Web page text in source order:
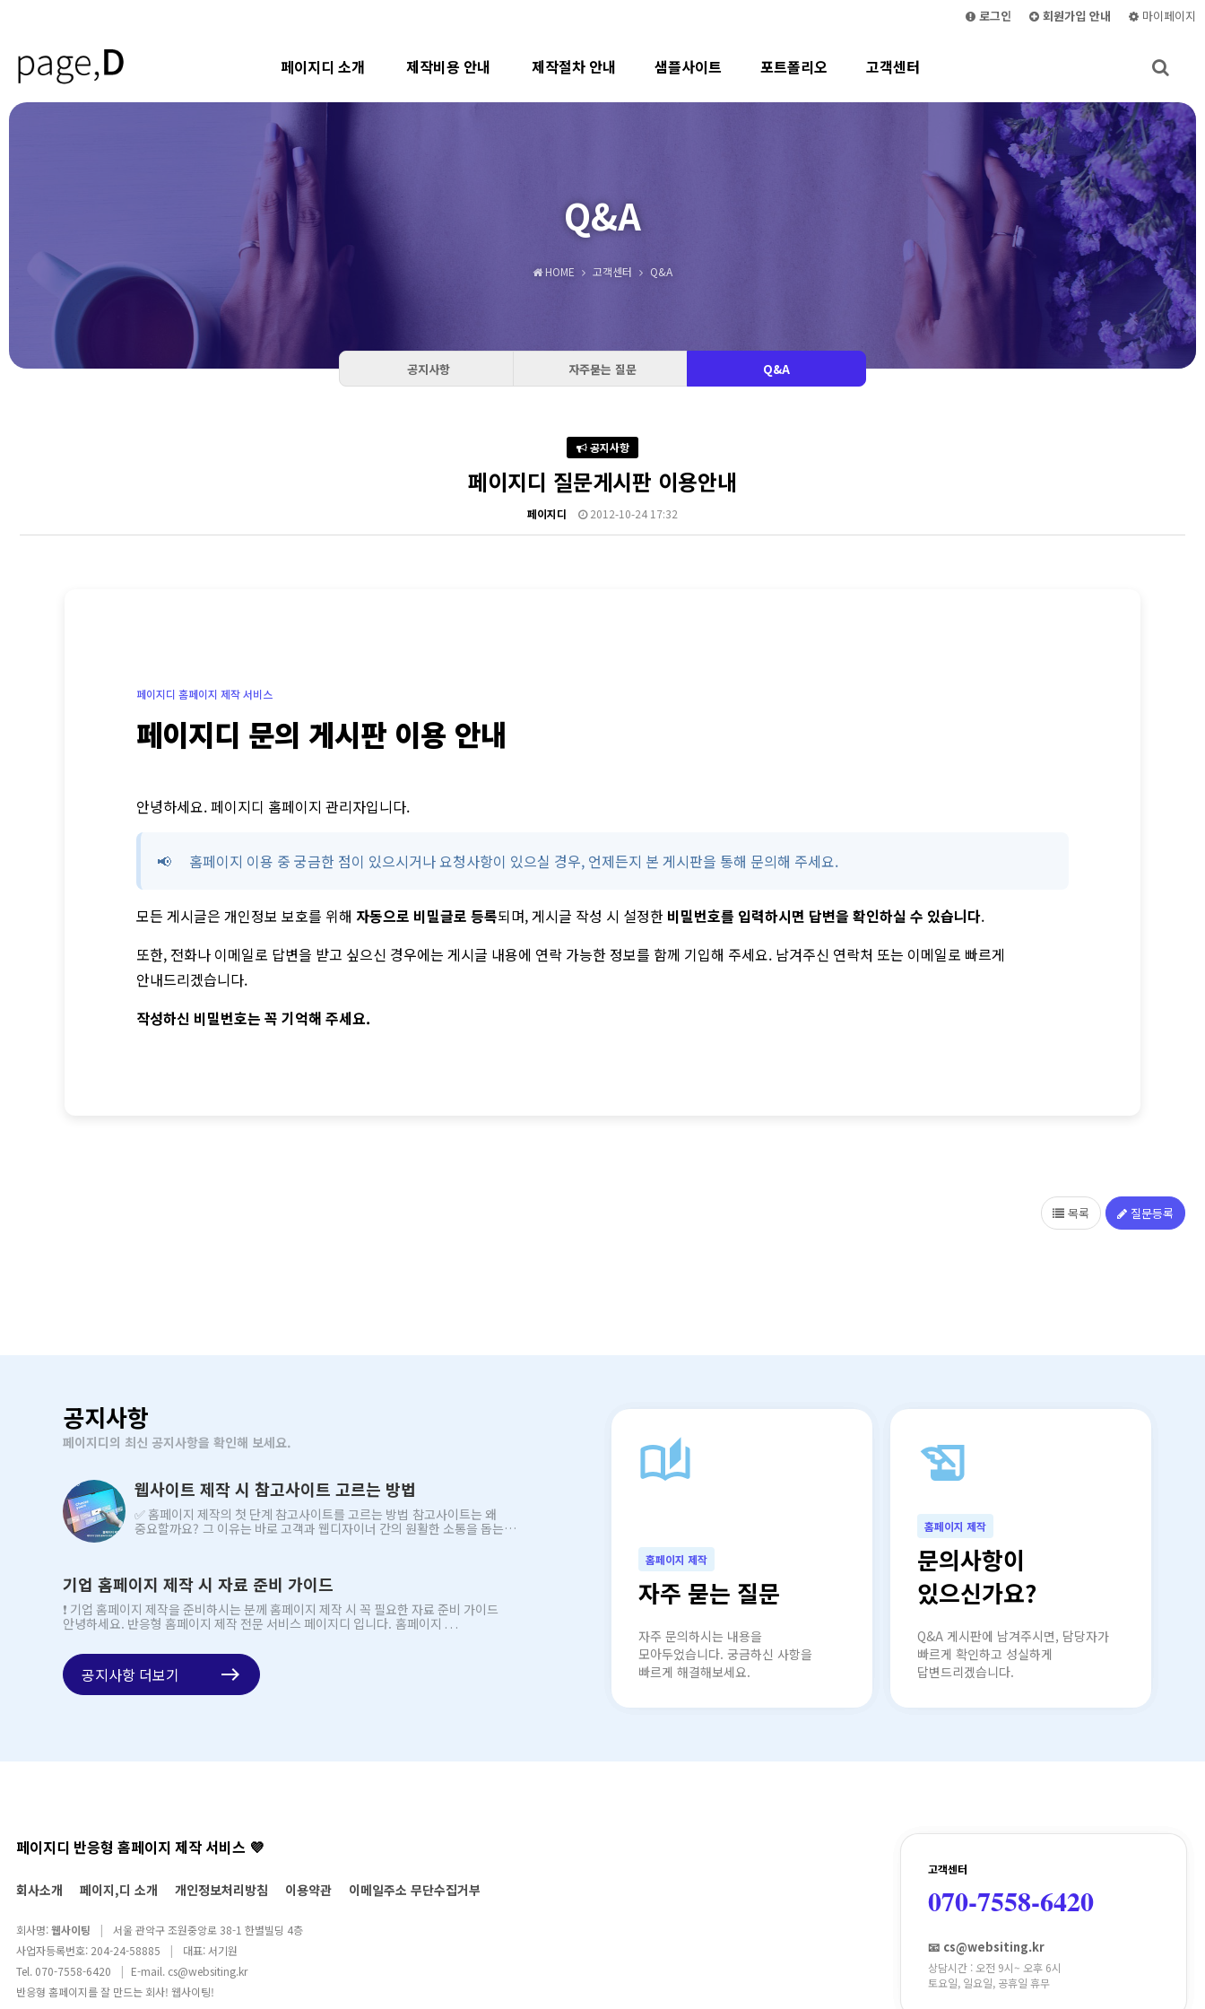
마이페이지
회원가입 안내
로그인
페이지디 소개 제작비용 안내
하위분류
제작절차 안내 샘플사이트 포트폴리오 고객센터
Q&A
HOME 고객센터 Q&A
공지사항 자주묻는 질문 Q&A
공지사항
페이지디 질문게시판 이용안내
페이지디 2012-10-24 17:32
페이지디 문의 게시판 이용 안내
안녕하세요. 페이지디 홈페이지 관리자입니다.
홈페이지 이용 중 궁금한 점이 있으시거나 요청사항이 있으실 경우, 언제든지 본 게시판을 통해 문의해 주세요.
모든 게시글은 개인정보 보호를 위해 자동으로 비밀글로 등록되며, 게시글 작성 시 설정한 비밀번호를 입력하시면 답변을 확인하실 수 있습니다.
또한, 전화나 이메일로 답변을 받고 싶으신 경우에는 게시글 내용에 연락 가능한 정보를 함께 기입해 주세요. 남겨주신 연락처 또는 이메일로 빠르게
안내드리겠습니다.
작성하신 비밀번호는 꼭 기억해 주세요.
목록 질문등록
공지사항
페이지디의 최신 공지사항을 확인해 보세요.
웹사이트 제작 시 참고사이트 고르는 방법
✅ 홈페이지 제작의 첫 단계 참고사이트를 고르는 방법 참고사이트는 왜
중요할까요? 그 이유는 바로 고객과 웹디자이너 간의 원활한 소통을 돕는
기업 홈페이지 제작 시 자료 준비 가이드
❗ 기업 홈페이지 제작을 준비하시는 분께 홈페이지 제작 시 꼭 필요한 자료 준비 가이드
안녕하세요. 반응형 홈페이지 제작 전문 서비스 페이지디 입니다. 홈페이지 . . .
공지사항 더보기 east
auto_stories
홈페이지 제작
자주 묻는 질문
자주 문의하시는 내용을
모아두었습니다. 궁금하신 사항을
빠르게 해결해보세요.
history_edu
홈페이지 제작
문의사항이
있으신가요?
Q&A 게시판에 남겨주시면, 담당자가
빠르게 확인하고 성실하게
답변드리겠습니다.
고객센터
070-7558-6420
📧 cs@websiting.kr
상담시간 : 오전 9시~ 오후 6시
토요일, 일요일, 공휴일 휴무
페이지디 반응형 홈페이지 제작 서비스 💜
회사소개 페이지,디 소개 개인정보처리방침 이용약관 이메일주소 무단수집거부
회사명:웹사이팅 |
서울 관악구 조원중앙로 38-1 한별빌딩 4층
사업자등록번호: 204-24-58885
|
대표: 서기원
Tel. 070-7558-6420
| E-mail. cs@websiting.kr
반응형 홈페이지를 잘 만드는 회사! 웹사이팅!